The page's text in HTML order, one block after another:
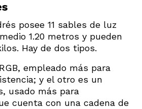
posee 11 sables de luz
1.20 metros y pueden
Hay de dos tipos.
empleado más para
y el otro es un
usado más para
cuenta con una cadena de